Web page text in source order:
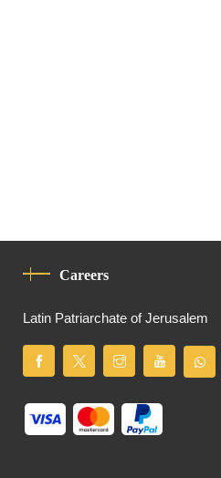
Careers
Latin Patriarchate of Jerusalem